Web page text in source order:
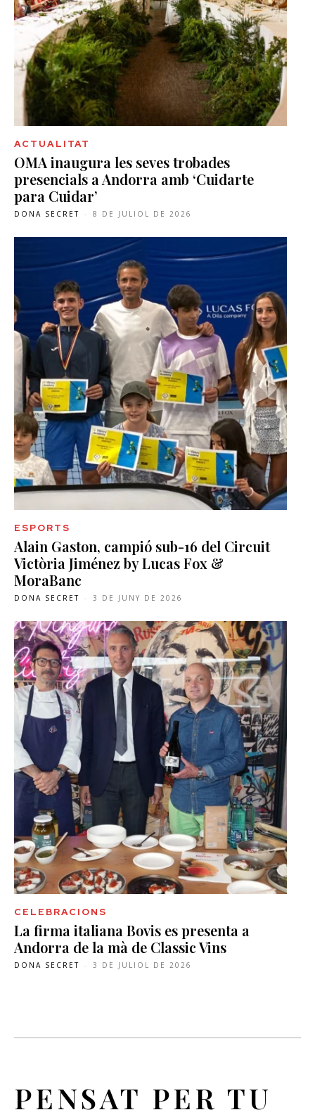
ACTUALITAT
OMA inaugura les seves trobades
presencials a Andorra amb ‘Cuidarte
para Cuidar’
DONA SECRET - 8 DE JULIOL DE 2026
ESPORTS
Alain Gaston, campió sub-16 del Circuit
Victòria Jiménez by Lucas Fox &
MoraBanc
DONA SECRET - 3 DE JUNY DE 2026
CELEBRACIONS
La firma italiana Bovis es presenta a
Andorra de la mà de Classic Vins
DONA SECRET - 3 DE JULIOL DE 2026
PENSAT PER TU